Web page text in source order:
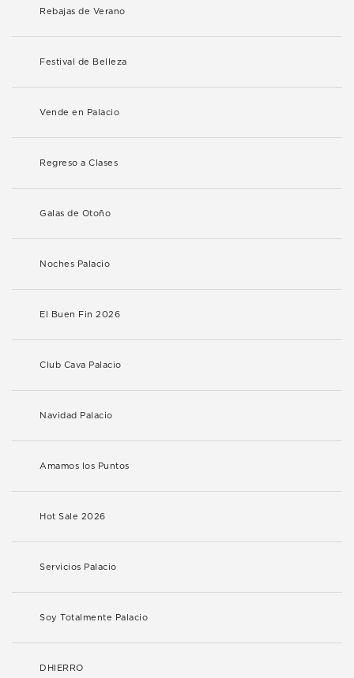
Rebajas de Verano
Festival de Belleza
Vende en Palacio
Regreso a Clases
Galas de Otoño
Noches Palacio
El Buen Fin 2026
Club Cava Palacio
Navidad Palacio
Amamos los Puntos
Hot Sale 2026
Servicios Palacio
Soy Totalmente Palacio
DHIERRO